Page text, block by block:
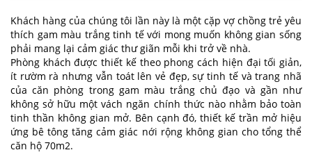
Khách hàng của chúng tôi lần này là một cặp vợ chồng trẻ yêu
thích gam màu trắng tinh tế với mong muốn không gian sống
phải mang lại cảm giác thư giãn mỗi khi trở về nhà.
Phòng khách được thiết kế theo phong cách hiện đại tối giản,
ít rườm rà nhưng vẫn toát lên vẻ đẹp, sự tinh tế và trang nhã
của căn phòng trong gam màu trắng chủ đạo và gần như
không sở hữu một vách ngăn chính thức nào nhằm bảo toàn
tinh thần không gian mở. Bên cạnh đó, thiết kế trần mở hiệu
ứng bê tông tăng cảm giác nới rộng không gian cho tổng thể
căn hộ 70m2.